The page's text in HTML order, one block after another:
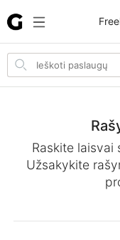
Search
items
Raskite laisvai
Užsakykite